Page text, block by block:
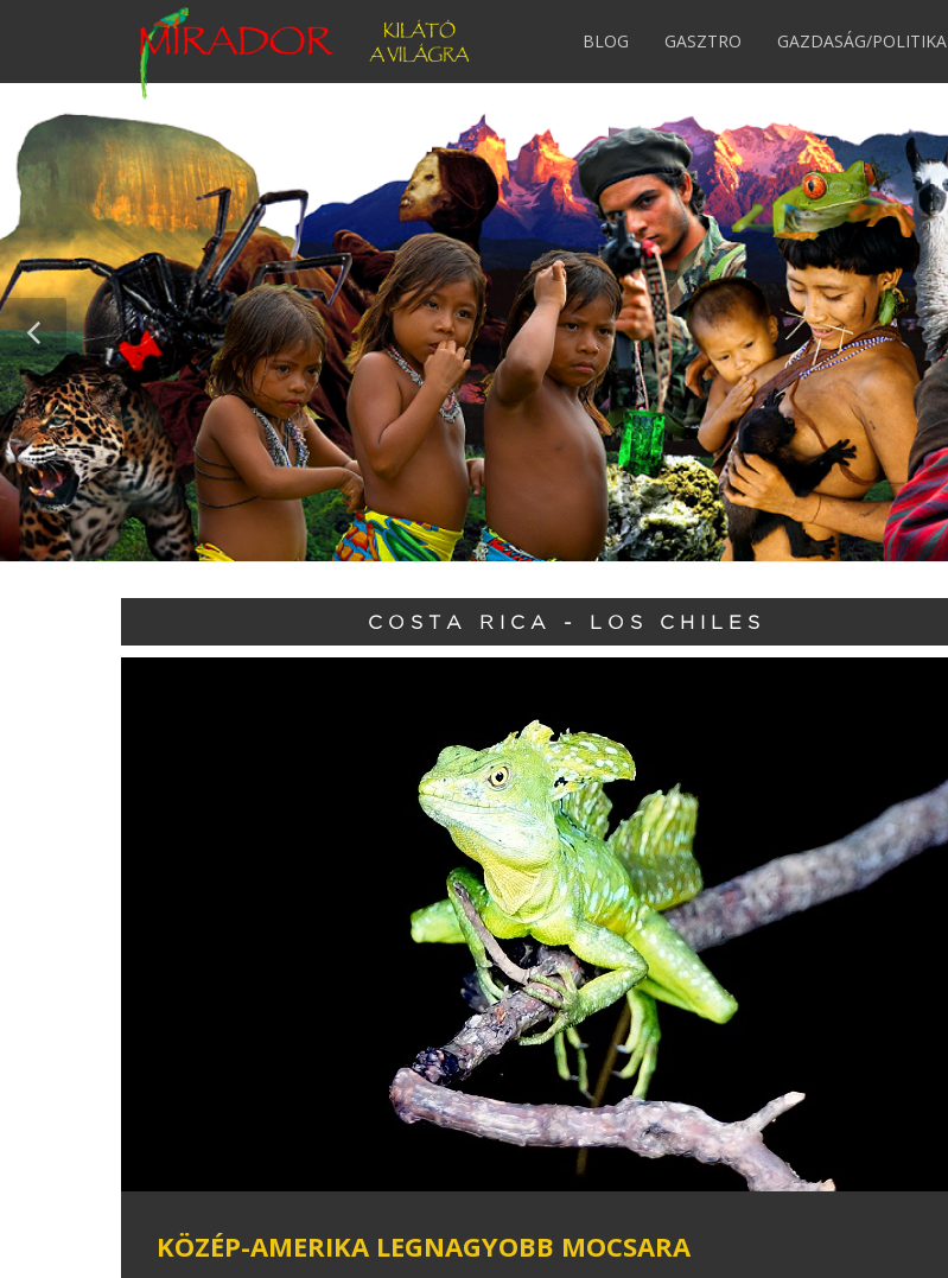
BLOG GASZTRO GAZDASÁG/POLITIKA
COSTA RICA - LOS CHILES
KÖZÉP-AMERIKA LEGNAGYOBB MOCSARA